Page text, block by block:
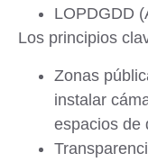
LOPDGDD
Los principios
Zonas
instalar
espacios de